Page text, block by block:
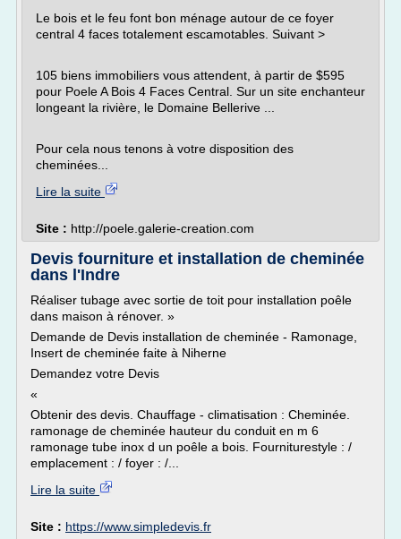
Le bois et le feu font bon ménage autour de ce foyer
central 4 faces totalement escamotables. Suivant >
105 biens immobiliers vous attendent, à partir de $595
pour Poele A Bois 4 Faces Central. Sur un site enchanteur
longeant la rivière, le Domaine Bellerive ...
Pour cela nous tenons à votre disposition des
cheminées...
Lire la suite
Site : http://poele.galerie-creation.com
Devis fourniture et installation de cheminée
dans l'Indre
Réaliser tubage avec sortie de toit pour installation poêle
dans maison à rénover. »
Demande de Devis installation de cheminée - Ramonage,
Insert de cheminée faite à Niherne
Demandez votre Devis
«
Obtenir des devis. Chauffage - climatisation : Cheminée.
ramonage de cheminée hauteur du conduit en m 6
ramonage tube inox d un poêle a bois. Fourniturestyle : /
emplacement : / foyer : /...
Lire la suite
Site : https://www.simpledevis.fr